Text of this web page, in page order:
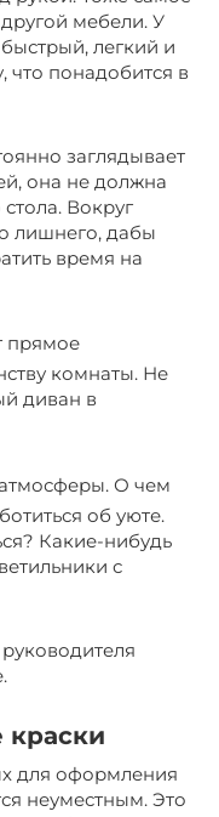
мебели. У
легкий и
что понадобится в
заглядывает
она не должна
Вокруг
лишнего, дабы
время на
прямое
комнаты. Не
диван в
О чем
об уюте.
Какие-нибудь
с
для оформления
неуместным. Это